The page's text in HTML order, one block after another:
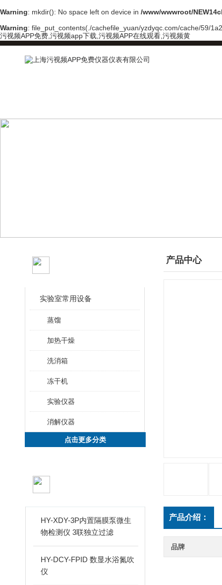
Warning: mkdir(): No space left on device in /www/wwwroot/
Warning: file_put_contents(./cachefile_yuan/yzdyqc.com/cache/59/
污视频APP免费,污视频app下载,污视频APP在线观看,污视频黄
实验室常用设备
蒸馏
加热干燥
洗消箱
冻干机
实验仪器
消解仪器
点击更多分类
HY-XDY-3P内置隔膜泵微生
物检测仪 3联独立过滤
HY-DCY-FPID 数显水浴氮吹
仪
产品中心
产品介绍：
品牌